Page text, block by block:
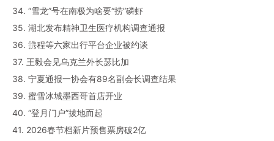
34. “雪龙”号在南极为啥要“捞”磷虾
35. 湖北发布精神卫生医疗机构调查通报
36. 携程等六家出行平台企业被约谈
37. 王毅会见乌克兰外长瑟比加
38. 宁夏通报一协会有89名副会长调查结果
39. 蜜雪冰城墨西哥首店开业
40. “登月门户”拔地而起
41. 2026春节档新片预售票房破2亿